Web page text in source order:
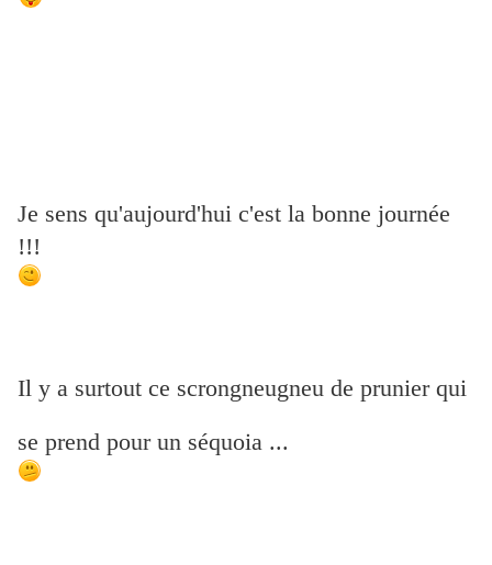
Je sens qu'aujourd'hui c'est la bonne journée
!!!
Il y a surtout ce scrongneugneu de prunier qui
se prend pour un séquoia ...